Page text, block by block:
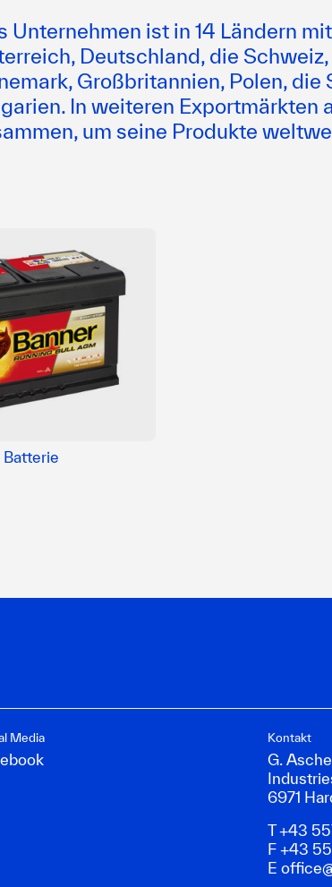
Unternehmen ist in 14 Ländern
Deutschland, die
Großbritannien, Polen, die
In weiteren
um seine Produkte
Batterie
Media Kontakt
G.
6971
T +43
F +43
E